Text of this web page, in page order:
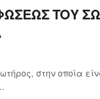
ΤΟΥ
στην οποία